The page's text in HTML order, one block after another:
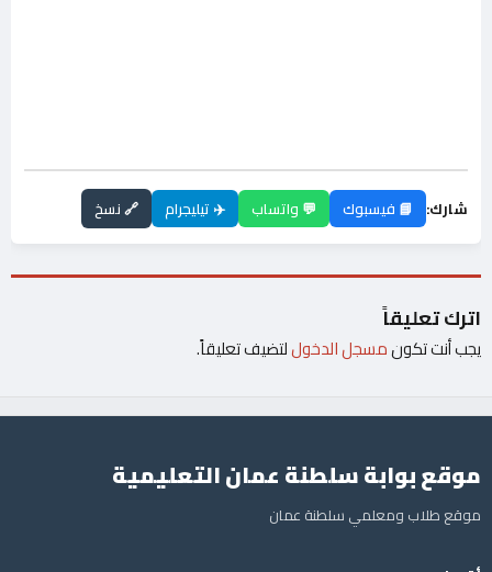
شارك: 📘 فيسبوك 💬 واتساب ✈️ تيليجرام 🔗 نسخ
اترك تعليقاً
يجب أنت تكونمسجل الدخوللتضيف تعليقاً.
موقع بوابة سلطنة عمان التعليمية
موقع طلاب ومعلمي سلطنة عمان